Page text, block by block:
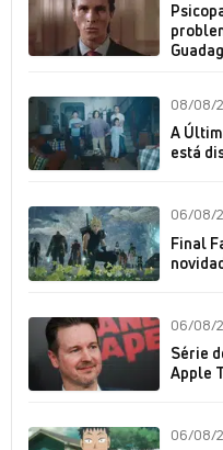
08/08/
A
está
06/08/
Final
06/08/
Série
Apple
06/08/